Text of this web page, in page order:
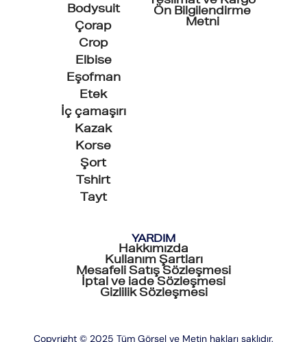
Bodysuit
Çorap
Crop
Elbise
Eşofman
Etek
İç çamaşırı
Kazak
Korse
Şort
Tshirt
Tayt
Ön Bilgilendirme
Metni
YARDIM
Hakkımızda
Kullanım Şartları
Mesafeli Satış Sözleşmesi
İptal ve iade Sözleşmesi
Gizlilik Sözleşmesi
Copyright © 2025 Tüm Görsel ve Metin hakları saklıdır.